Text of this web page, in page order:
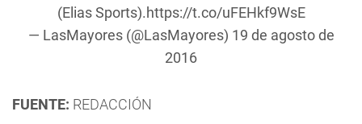
(Elias Sports).https://t.co/uFEHkf9WsE
— LasMayores (@LasMayores) 19 de agosto de
2016
FUENTE: REDACCIÓN